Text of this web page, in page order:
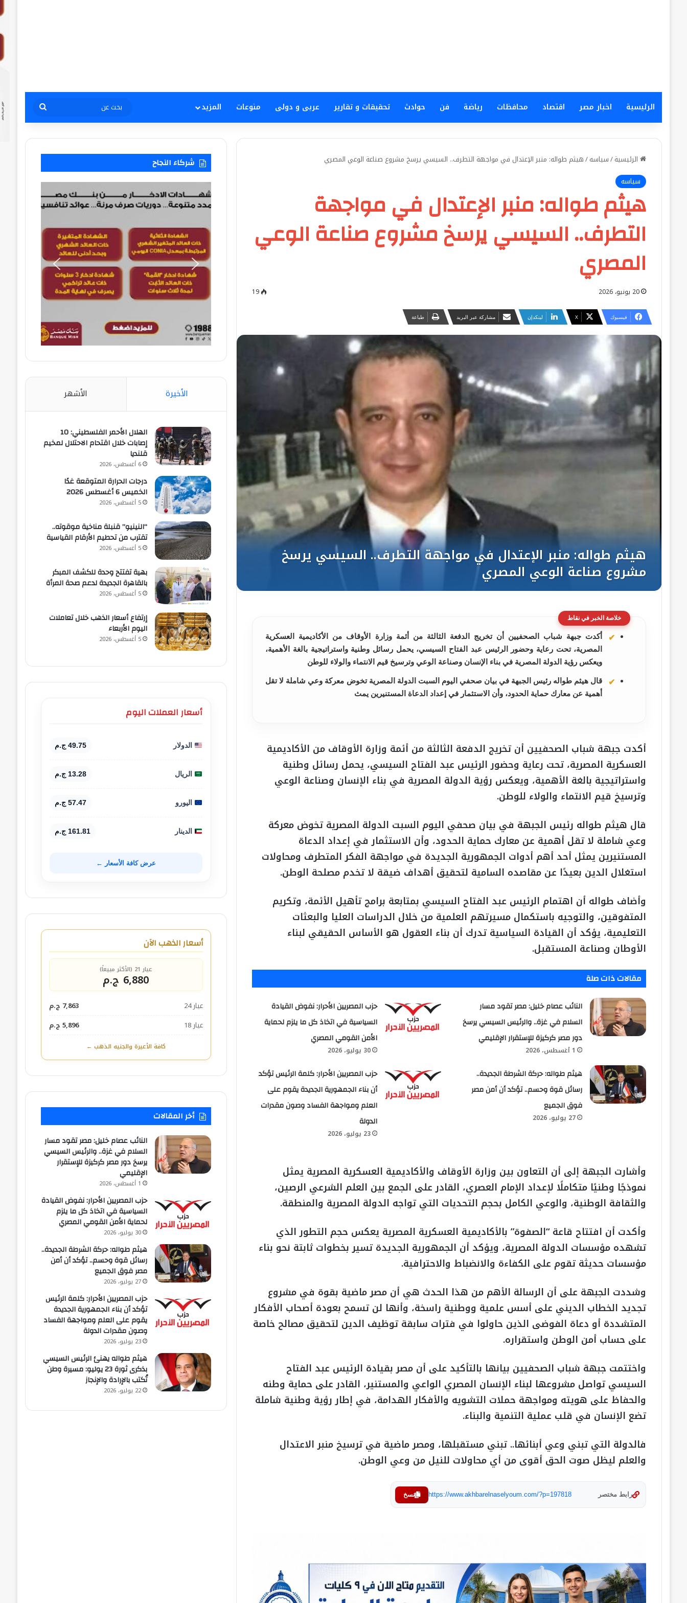
الرئيسية اخبار مصر اقتصاد محافظات رياضة فن حوادث تحقيقات و تقارير عربى و دولى منوعات المزيد
بحث
عن
الرئيسية/سياسه/هيثم طواله: منبر الإعتدال في مواجهة التطرف.. السيسي يرسخ مشروع صناعة الوعي المصري
سياسه
هيثم طواله: منبر الإعتدال في مواجهة
التطرف.. السيسي يرسخ مشروع صناعة الوعي
المصري
20 يونيو، 2026 19
فيسبوك ‫X لينكدإن مشاركة عبر البريد طباعة
خلاصة الخبر في نقاط
أكدت جبهة شباب الصحفيين أن تخريج الدفعة الثالثة من أئمة وزارة الأوقاف من الأكاديمية العسكرية
المصرية، تحت رعاية وحضور الرئيس عبد الفتاح السيسي، يحمل رسائل وطنية واستراتيجية بالغة الأهمية،
ويعكس رؤية الدولة المصرية في بناء الإنسان وصناعة الوعي وترسيخ قيم الانتماء والولاء للوطن
قال هيثم طواله رئيس الجبهة في بيان صحفي اليوم السبت الدولة المصرية تخوض معركة وعي شاملة لا تقل
أهمية عن معارك حماية الحدود، وأن الاستثمار في إعداد الدعاة المستنيرين يمث
أكدت جبهة شباب الصحفيين أن تخريج الدفعة الثالثة من أئمة وزارة الأوقاف من الأكاديمية
العسكرية المصرية، تحت رعاية وحضور الرئيس عبد الفتاح السيسي، يحمل رسائل وطنية
واستراتيجية بالغة الأهمية، ويعكس رؤية الدولة المصرية في بناء الإنسان وصناعة الوعي
وترسيخ قيم الانتماء والولاء للوطن.
قال هيثم طواله رئيس الجبهة في بيان صحفي اليوم السبت الدولة المصرية تخوض معركة
وعي شاملة لا تقل أهمية عن معارك حماية الحدود، وأن الاستثمار في إعداد الدعاة
المستنيرين يمثل أحد أهم أدوات الجمهورية الجديدة في مواجهة الفكر المتطرف ومحاولات
استغلال الدين بعيدًا عن مقاصده السامية لتحقيق أهداف ضيقة لا تخدم مصلحة الوطن.
وأضاف طواله أن اهتمام الرئيس عبد الفتاح السيسي بمتابعة برامج تأهيل الأئمة، وتكريم
المتفوقين، والتوجيه باستكمال مسيرتهم العلمية من خلال الدراسات العليا والبعثات
التعليمية، يؤكد أن القيادة السياسية تدرك أن بناء العقول هو الأساس الحقيقي لبناء
الأوطان وصناعة المستقبل.
مقالات ذات صلة
النائب عصام خليل: مصر تقود مسار
السلام في غزة.. والرئيس السيسي يرسخ
دور مصر كركيزة للإستقرار الإقليمي
1 أغسطس، 2026
حزب المصريين الأحرار: نفوض القيادة
السياسية في اتخاذ كل ما يلزم لحماية
الأمن القومي المصري
30 يوليو، 2026
هيثم طواله: حركة الشرطة الجديدة..
رسائل قوة وحسم.. تؤكد أن أمن مصر
فوق الجميع
27 يوليو، 2026
حزب المصريين الأحرار: كلمة الرئيس تؤكد
أن بناء الجمهورية الجديدة يقوم على
العلم ومواجهة الفساد وصون مقدرات
الدولة
23 يوليو، 2026
وأشارت الجبهة إلى أن التعاون بين وزارة الأوقاف والأكاديمية العسكرية المصرية يمثل
نموذجًا وطنيًا متكاملًا لإعداد الإمام العصري، القادر على الجمع بين العلم الشرعي الرصين،
والثقافة الوطنية، والوعي الكامل بحجم التحديات التي تواجه الدولة المصرية والمنطقة.
وأكدت أن افتتاح قاعة “الصفوة” بالأكاديمية العسكرية المصرية يعكس حجم التطور الذي
تشهده مؤسسات الدولة المصرية، ويؤكد أن الجمهورية الجديدة تسير بخطوات ثابتة نحو بناء
مؤسسات حديثة تقوم على الكفاءة والانضباط والاحترافية.
وشددت الجبهة على أن الرسالة الأهم من هذا الحدث هي أن مصر ماضية بقوة في مشروع
تجديد الخطاب الديني على أسس علمية ووطنية راسخة، وأنها لن تسمح بعودة أصحاب الأفكار
المتشددة أو دعاة الفوضى الذين حاولوا في فترات سابقة توظيف الدين لتحقيق مصالح خاصة
على حساب أمن الوطن واستقراره.
واختتمت جبهة شباب الصحفيين بيانها بالتأكيد على أن مصر بقيادة الرئيس عبد الفتاح
السيسي تواصل مشروعها لبناء الإنسان المصري الواعي والمستنير، القادر على حماية وطنه
والحفاظ على هويته ومواجهة حملات التشويه والأفكار الهدامة، في إطار رؤية وطنية شاملة
تضع الإنسان في قلب عملية التنمية والبناء.
فالدولة التي تبني وعي أبنائها.. تبني مستقبلها، ومصر ماضية في ترسيخ منبر الاعتدال
والعلم ليظل صوت الحق أقوى من أي محاولات للنيل من وعي الوطن.
رابط مختصر https://www.akhbarelnaselyoum.com/?p=197818 نسخ
شركاء النجاح
الأخيرة الأشهر
الهلال الأحمر الفلسطيني: 10
إصابات خلال اقتحام الاحتلال لمخيم
قلنديا
6 أغسطس، 2026
درجات الحرارة المتوقعة غدًا
الخميس 6 أغسطس 2026
5 أغسطس، 2026
“النينيو” قنبلة مناخية موقوته..
تقترب من تحطيم الأرقام القياسية
5 أغسطس، 2026
بهية تفتتح وحدة للكشف المبكر
بالقاهرة الجديدة لدعم صحة المرأة
5 أغسطس، 2026
إرتفاع أسعار الذهب خلال تعاملات
اليوم الأربعاء
5 أغسطس، 2026
أسعار العملات اليوم
الدولار 49.75 ج.م
الريال 13.28 ج.م
اليورو 57.47 ج.م
الدينار 161.81 ج.م
عرض كافة الأسعار ←
أسعار الذهب الآن
عيار 21 (الأكثر مبيعاً)
6,880 ج.م
عيار 24
7,863 ج.م
عيار 18
5,896 ج.م
كافة الأعيرة والجنيه الذهب ←
أخر المقالات
النائب عصام خليل: مصر تقود مسار
السلام في غزة.. والرئيس السيسي
يرسخ دور مصر كركيزة للإستقرار
الإقليمي
1 أغسطس، 2026
حزب المصريين الأحرار: نفوض القيادة
السياسية في اتخاذ كل ما يلزم
لحماية الأمن القومي المصري
30 يوليو، 2026
هيثم طواله: حركة الشرطة الجديدة..
رسائل قوة وحسم.. تؤكد أن أمن
مصر فوق الجميع
27 يوليو، 2026
حزب المصريين الأحرار: كلمة الرئيس
تؤكد أن بناء الجمهورية الجديدة
يقوم على العلم ومواجهة الفساد
وصون مقدرات الدولة
23 يوليو، 2026
هيثم طواله يهنئ الرئيس السيسي
بذكرى ثورة 23 يوليو: مسيرة وطن
تُكتب بالإرادة والإنجاز
22 يوليو، 2026